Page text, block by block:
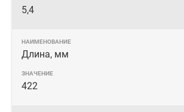
5,4
Длина, мм
422